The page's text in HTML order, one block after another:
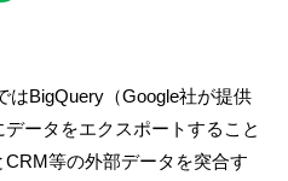
はBigQuery（Google社が提供
ータをエクスポートすること
等の外部データを突合す